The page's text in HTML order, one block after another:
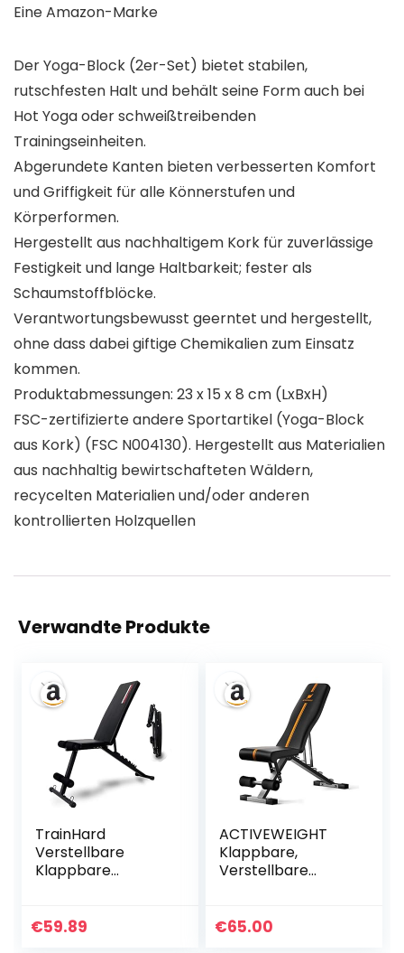
Eine Amazon-Marke
Der Yoga-Block (2er-Set) bietet stabilen,
rutschfesten Halt und behält seine Form auch bei
Hot Yoga oder schweißtreibenden
Trainingseinheiten.
Abgerundete Kanten bieten verbesserten Komfort
und Griffigkeit für alle Könnerstufen und
Körperformen.
Hergestellt aus nachhaltigem Kork für zuverlässige
Festigkeit und lange Haltbarkeit; fester als
Schaumstoffblöcke.
Verantwortungsbewusst geerntet und hergestellt,
ohne dass dabei giftige Chemikalien zum Einsatz
kommen.
Produktabmessungen: 23 x 15 x 8 cm (LxBxH)
FSC-zertifizierte andere Sportartikel (Yoga-Block
aus Kork) (FSC N004130). Hergestellt aus Materialien
aus nachhaltig bewirtschafteten Wäldern,
recycelten Materialien und/oder anderen
kontrollierten Holzquellen
Verwandte Produkte
TrainHard
Verstellbare
Klappbare
Trainingsbank –
€59.89
ACTIVEWEIGHT
Klappbare,
Verstellbare
Flachbank,
€65.00